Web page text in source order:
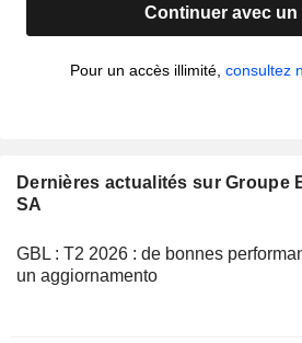
Continuer avec un
Pour un accès illimité, consultez
Dernières actualités sur Groupe
SA
GBL : T2 2026 : de bonnes
un aggiornamento